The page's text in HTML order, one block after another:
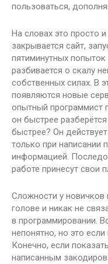
пользоваться,
На словах это просто
закрывается сайт,
пятиминутных попыток
разбивается о скалу
собственных силах. В
появляются новые
опытный программист
он быстрее
быстрее? Он
только при написании
информацией.
работе принесут свои
Сложности у
голове и никак не
в программировании.
непонятно, но это
Конечно, если
написанным